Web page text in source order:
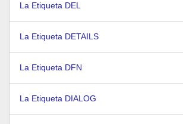
La Etiqueta DEL
La Etiqueta DETAILS
La Etiqueta DFN
La Etiqueta DIALOG